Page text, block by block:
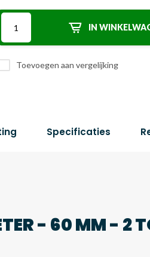
IN
Toevoegen aan vergelijking
Specificaties
- 60 MM - 2